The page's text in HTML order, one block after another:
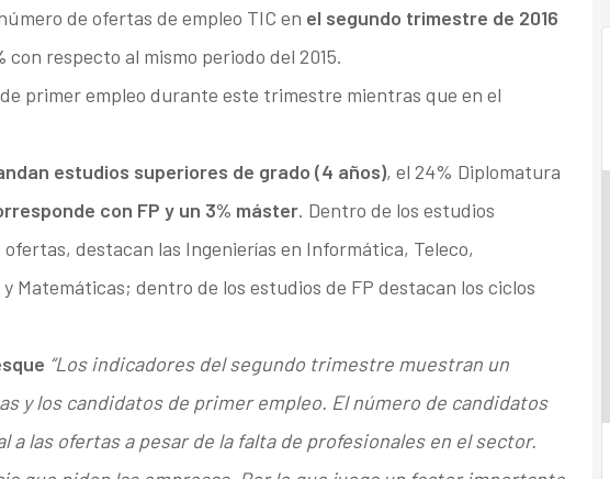
de ofertas de empleo TIC en el segundo trimestre de 2016
con respecto al mismo periodo del 2015.
primer empleo durante este trimestre mientras que en el
estudios superiores de grado (4 años), el 24% Diplomatura
con FP y un 3% máster. Dentro de los estudios
destacan las Ingenierías en Informática, Teleco,
Matemáticas; dentro de los estudios de FP destacan los ciclos
“Los indicadores del segundo trimestre muestran un
y los candidatos de primer empleo. El número de candidatos
las ofertas a pesar de la falta de profesionales en el sector.